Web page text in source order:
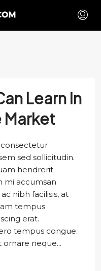
Learn In
Market
sed sollicitudin.
hendrerit
mi accumsan
nibh facilisis, at
tempus
erat.
tempus congue.
neque...